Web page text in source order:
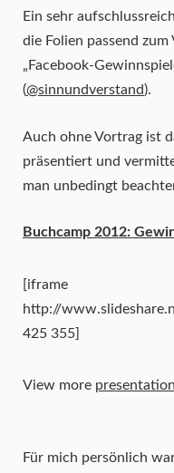
Ein sehr
die Folien passend
„Facebook-
(@sinnundverstand).
Auch ohne Vortrag ist
präsentiert und
man unbedingt
Buchcamp 2012:
[iframe
http://
425 355]
View more
Für mich persönlich